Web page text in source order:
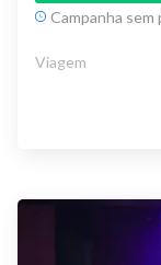
Campanha sem
Viagem